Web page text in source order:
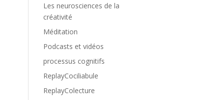
Les neurosciences de la
créativité
Méditation
Podcasts et vidéos
processus cognitifs
ReplayCociliabule
ReplayColecture